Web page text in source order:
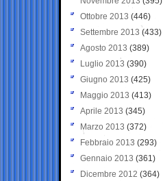
Ottobre 2013 (446)
Settembre 2013 (433)
Agosto 2013 (389)
Luglio 2013 (390)
Giugno 2013 (425)
Maggio 2013 (413)
Aprile 2013 (345)
Marzo 2013 (372)
Febbraio 2013 (293)
Gennaio 2013 (361)
Dicembre 2012 (364)